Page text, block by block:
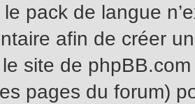
pack de langue
afin de créer
site de
pages du forum)